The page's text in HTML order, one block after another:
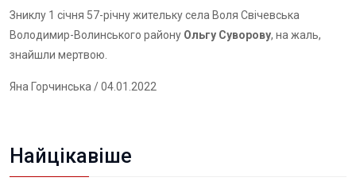
Зниклу 1 січня 57-річну жительку села Воля Свічевська
Володимир-Волинського району Ольгу Суворову, на жаль,
знайшли мертвою.
Яна Горчинська / 04.01.2022
Найцікавіше